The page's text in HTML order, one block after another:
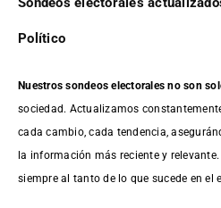
Político
Nuestros sondeos electorales no son
sociedad. Actualizamos
cada cambio, cada tendencia,
la información más reciente y
siempre al tanto de lo que sucede en el